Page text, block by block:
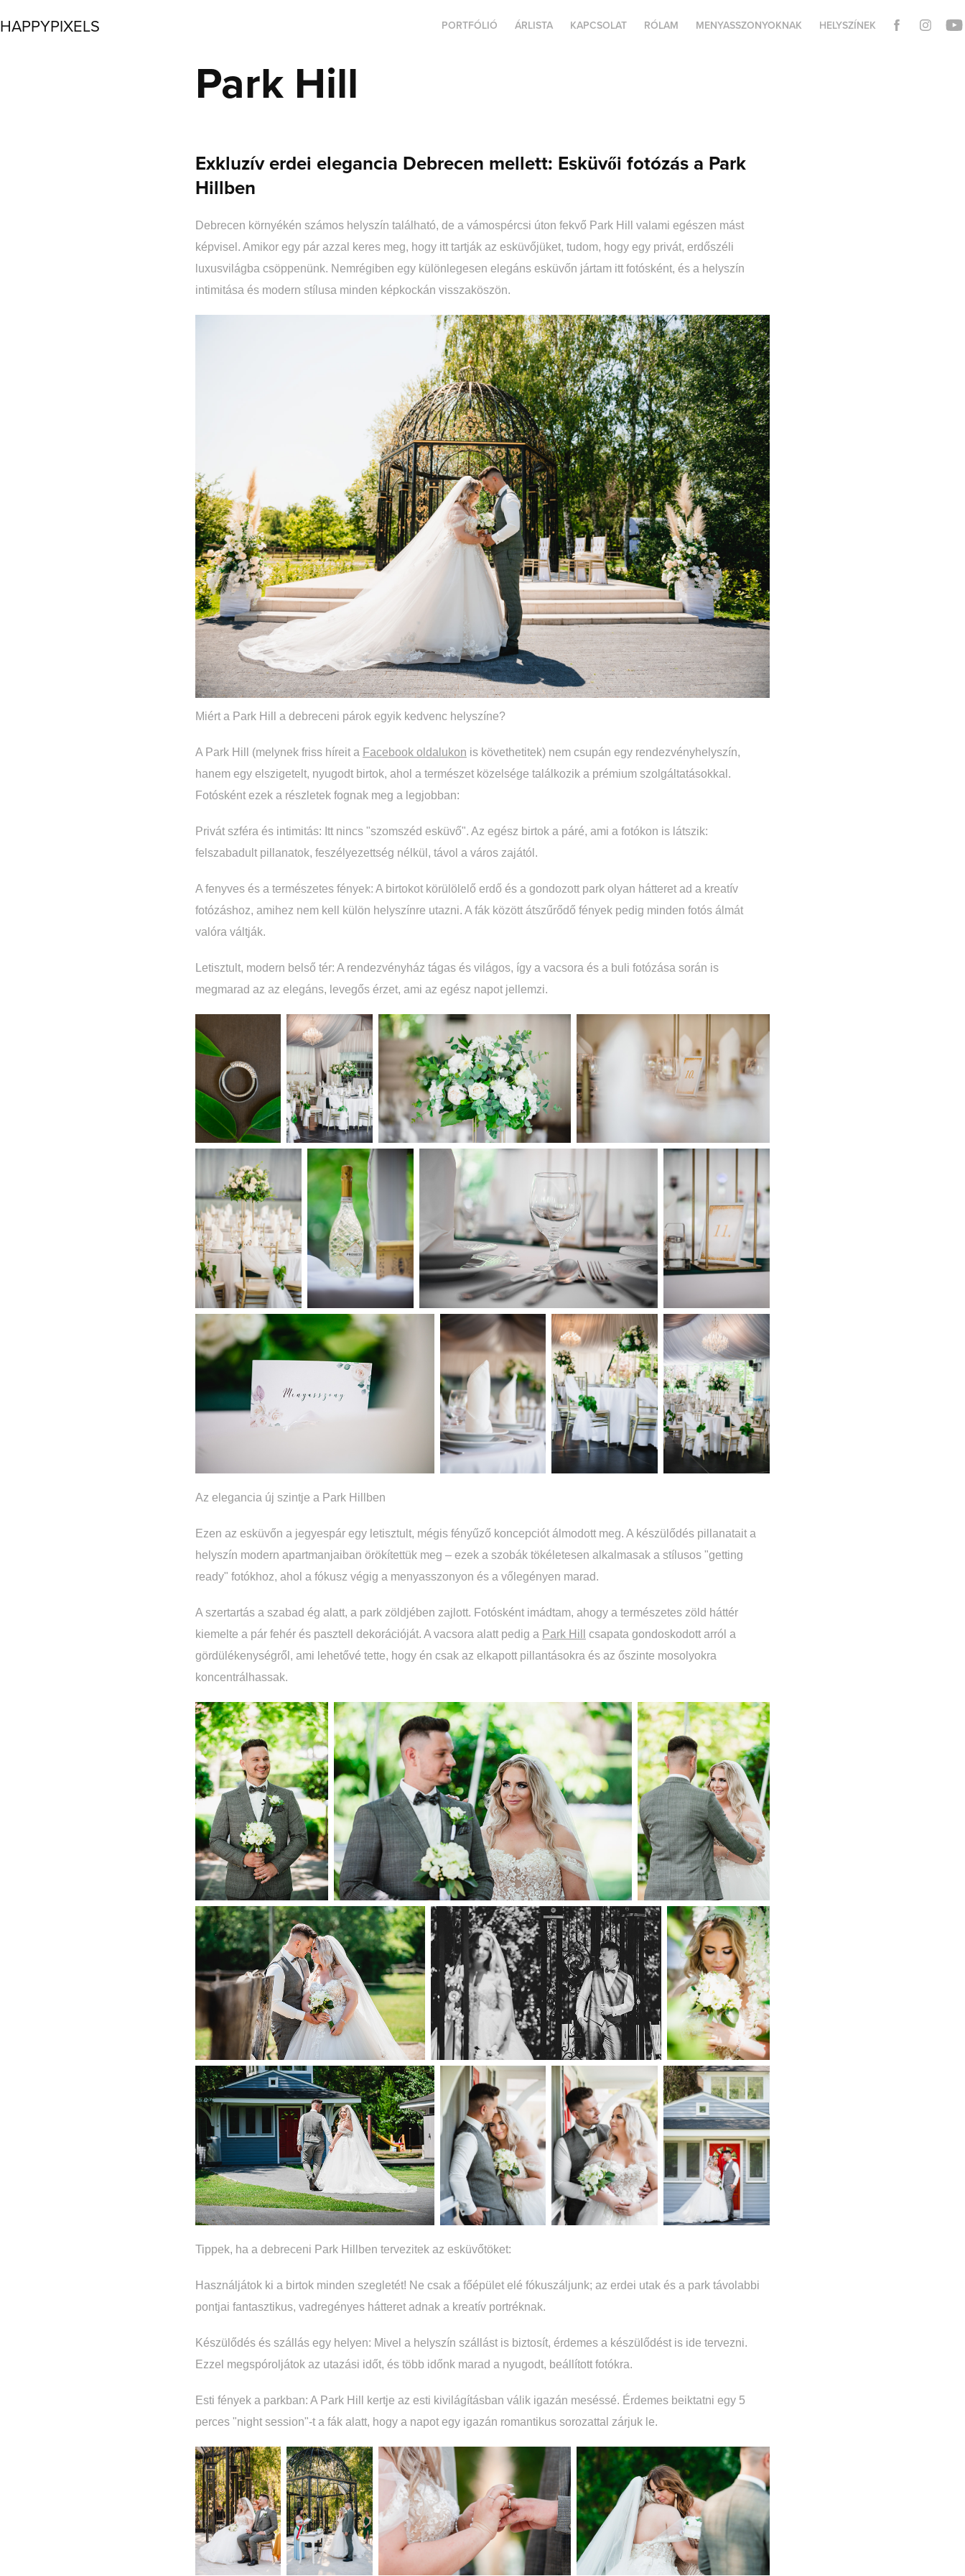
HAPPYPIXELS PORTFÓLIÓ ÁRLISTA KAPCSOLAT RÓLAM MENYASSZONYOKNAK HELYSZÍNEK
Park Hill
Exkluzív erdei elegancia Debrecen mellett: Esküvői fotózás a Park
Hillben
Debrecen környékén számos helyszín található, de a vámospércsi úton fekvő Park Hill valami egészen mást
képvisel. Amikor egy pár azzal keres meg, hogy itt tartják az esküvőjüket, tudom, hogy egy privát, erdőszéli
luxusvilágba csöppenünk. Nemrégiben egy különlegesen elegáns esküvőn jártam itt fotósként, és a helyszín
intimitása és modern stílusa minden képkockán visszaköszön.
Miért a Park Hill a debreceni párok egyik kedvenc helyszíne?
A Park Hill (melynek friss híreit a Facebook oldalukon is követhetitek) nem csupán egy rendezvényhelyszín,
hanem egy elszigetelt, nyugodt birtok, ahol a természet közelsége találkozik a prémium szolgáltatásokkal.
Fotósként ezek a részletek fognak meg a legjobban:
Privát szféra és intimitás: Itt nincs "szomszéd esküvő". Az egész birtok a páré, ami a fotókon is látszik:
felszabadult pillanatok, feszélyezettség nélkül, távol a város zajától.
A fenyves és a természetes fények: A birtokot körülölelő erdő és a gondozott park olyan hátteret ad a kreatív
fotózáshoz, amihez nem kell külön helyszínre utazni. A fák között átszűrődő fények pedig minden fotós álmát
valóra váltják.
Letisztult, modern belső tér: A rendezvényház tágas és világos, így a vacsora és a buli fotózása során is
megmarad az az elegáns, levegős érzet, ami az egész napot jellemzi.
Az elegancia új szintje a Park Hillben
Ezen az esküvőn a jegyespár egy letisztult, mégis fényűző koncepciót álmodott meg. A készülődés pillanatait a
helyszín modern apartmanjaiban örökítettük meg – ezek a szobák tökéletesen alkalmasak a stílusos "getting
ready" fotókhoz, ahol a fókusz végig a menyasszonyon és a vőlegényen marad.
A szertartás a szabad ég alatt, a park zöldjében zajlott. Fotósként imádtam, ahogy a természetes zöld háttér
kiemelte a pár fehér és pasztell dekorációját. A vacsora alatt pedig a Park Hill
csapata gondoskodott arról a
gördülékenységről, ami lehetővé tette, hogy én csak az elkapott pillantásokra és az őszinte mosolyokra
koncentrálhassak.
Tippek, ha a debreceni Park Hillben tervezitek az esküvőtöket:
Használjátok ki a birtok minden szegletét! Ne csak a főépület elé fókuszáljunk; az erdei utak és a park távolabbi
pontjai fantasztikus, vadregényes hátteret adnak a kreatív portréknak.
Készülődés és szállás egy helyen: Mivel a helyszín szállást is biztosít, érdemes a készülődést is ide tervezni.
Ezzel megspóroljátok az utazási időt, és több időnk marad a nyugodt, beállított fotókra.
Esti fények a parkban: A Park Hill kertje az esti kivilágításban válik igazán meséssé. Érdemes beiktatni egy 5
perces "night session"-t a fák alatt, hogy a napot egy igazán romantikus sorozattal zárjuk le.